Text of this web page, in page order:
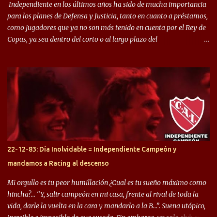
Independiente en los últimos años ha sido de mucha importancia
para los planes de Defensa y Justicia, tanto en cuanto a préstamos,
como jugadores que ya no son más tenido en cuenta por el Rey de
Copas, ya sea dentro del corto o al largo plazo del
Halcón de Varela, como lo es Brian Romero, quien paso a
préstamo allí durante el último mercado de pases y ha rendido de
gran manera, convirtiendo goles importantes, sobre todo en la
copa sudamericana. Pero no sucedió lo mismo en cuanto al
rendimiento que ha producido en el Rojo. Pasando a jugadores que
jugaron en Defensa y ahora están en el rojo, tenemos a la dupla
Gastón Togni y Domingo Blanco, donde ambos explotaron
futbolísticamente hablando en el equipo de Varela, donde, por
ejemplo, el caso de Mingo llego a ser tenido en cuenta para el
Seleccionado Argentino, rendimiento que aún no ha logrado
mostrar en Independiente. En e...
22-12-83: Día Inolvidable = Independiente Campeón y
mandamos a Racing al descenso
Mi orgullo es tu peor humillación ¿Cual es tu sueño máximo como
hincha?… “Y, salir campeón en mi casa, frente al rival de toda la
vida, darle la vuelta en la cara y mandarlo a la B…”. Suena utópico,